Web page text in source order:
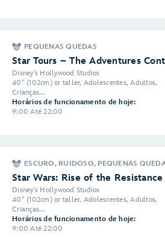
PEQUENAS QUEDAS
Star Tours – The Adventures
Disney's Hollywood Studios
40" (102cm) or taller, Adolescentes, Adultos,
Crianças...
Horários de funcionamento de hoje:
9:00 Até 22:00
ESCURO, RUIDOSO, PEQUENAS
Star Wars: Rise of the Resistance
Disney's Hollywood Studios
40" (102cm) or taller, Adolescentes, Adultos,
Crianças...
Horários de funcionamento de hoje:
9:00 Até 22:00